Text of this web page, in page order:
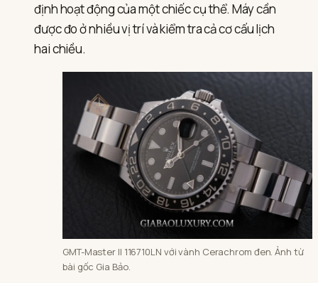
định hoạt động của một chiếc cụ thể. Máy cần
được đo ở nhiều vị trí và kiểm tra cả cơ cấu lịch
hai chiều.
GMT-Master II 116710LN với vành Cerachrom đen. Ảnh từ
bài gốc Gia Bảo.